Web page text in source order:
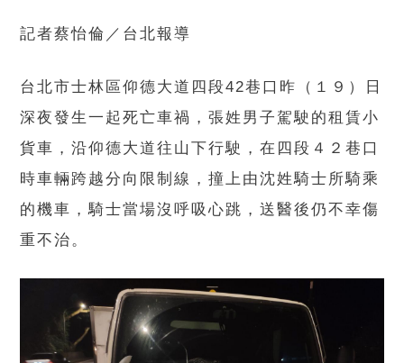
記者蔡怡倫／台北報導
台北市士林區仰德大道四段42巷口昨（１９）日
深夜發生一起死亡車禍，張姓男子駕駛的租賃小
貨車，沿仰德大道往山下行駛，在四段４２巷口
時車輛跨越分向限制線，撞上由沈姓騎士所騎乘
的機車，騎士當場沒呼吸心跳，送醫後仍不幸傷
重不治。